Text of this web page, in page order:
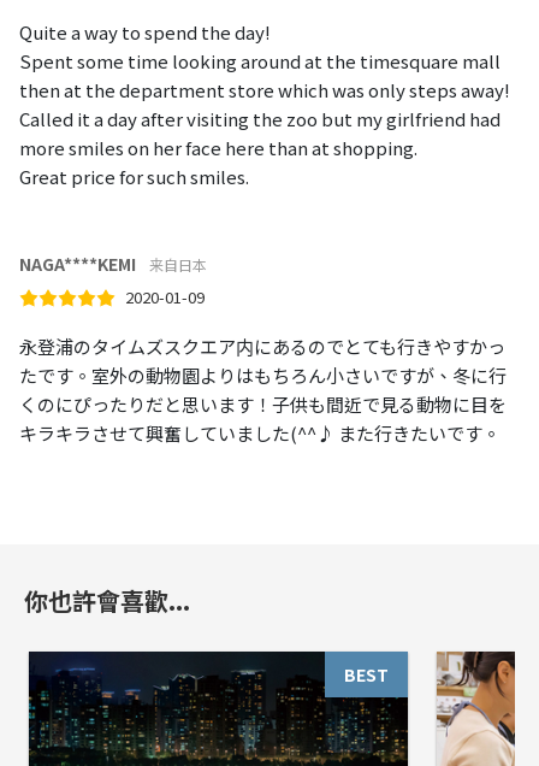
Quite a way to spend the day!
Spent some time looking around at the timesquare mall
then at the department store which was only steps away!
Called it a day after visiting the zoo but my girlfriend had
more smiles on her face here than at shopping.
Great price for such smiles.
NAGA****KEMI 来自日本
2020-01-09
永登浦のタイムズスクエア内にあるのでとても行きやすかっ
たです。室外の動物園よりはもちろん小さいですが、冬に行
くのにぴったりだと思います！子供も間近で見る動物に目を
キラキラさせて興奮していました(^^♪ また行きたいです。
你也許會喜歡...
BEST